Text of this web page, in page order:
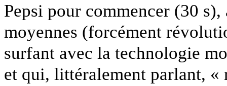
Pepsi pour commencer (30 s),
moyennes (forcément
surfant avec la technologie
et qui, littéralement parlant, «